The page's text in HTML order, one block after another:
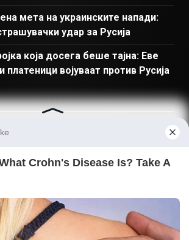
мета на украинските напади:
удар за Русија
која досега беше тајна: Еве
платеници војуваат против Русија